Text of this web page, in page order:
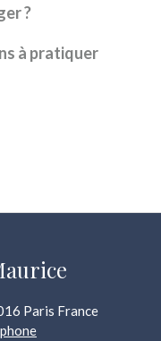
?
à pratiquer
Paris France